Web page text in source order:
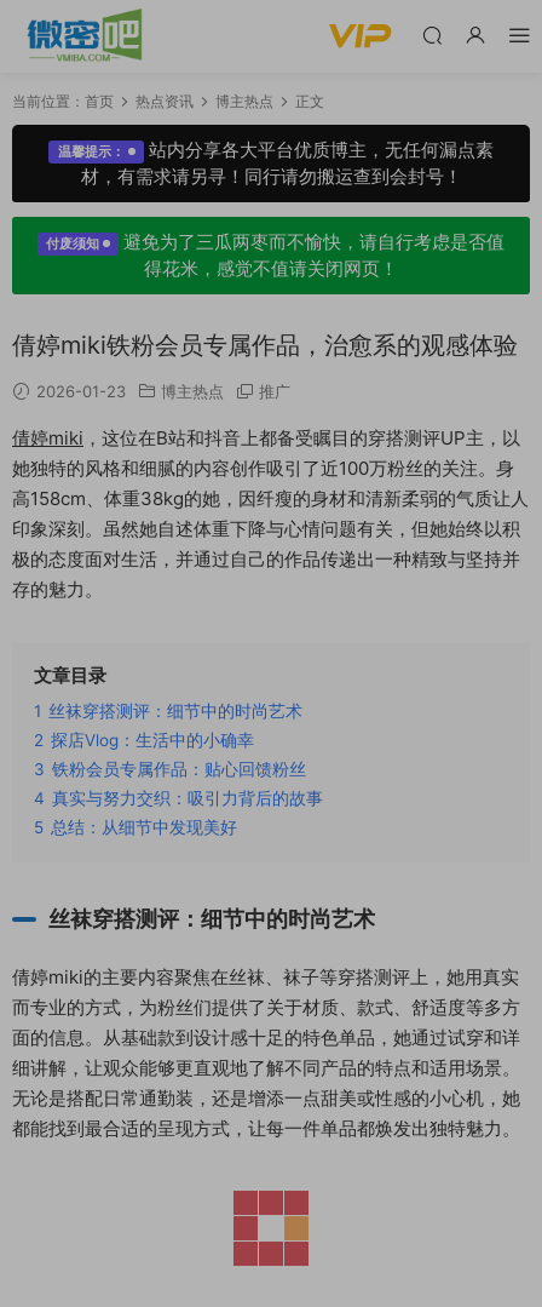
当前位置： 首页 热点资讯 博主热点 正文
温馨提示：
站内分享各大平台优质博主，无任何漏点素
材，有需求请另寻！同行请勿搬运查到会封号！
付废须知
避免为了三瓜两枣而不愉快，请自行考虑是否值
得花米，感觉不值请关闭网页！
倩婷miki铁粉会员专属作品，治愈系的观感体验
2026-01-23 博主热点 推广
倩婷miki ，这位在B站和抖音上都备受瞩目的穿搭测评UP主，以
她独特的风格和细腻的内容创作吸引了近100万粉丝的关注。身
高158cm、体重38kg的她，因纤瘦的身材和清新柔弱的气质让人
印象深刻。虽然她自述体重下降与心情问题有关，但她始终以积
极的态度面对生活，并通过自己的作品传递出一种精致与坚持并
存的魅力。
文章目录
1 丝袜穿搭测评：细节中的时尚艺术
2 探店Vlog：生活中的小确幸
3 铁粉会员专属作品：贴心回馈粉丝
4 真实与努力交织：吸引力背后的故事
5 总结：从细节中发现美好
丝袜穿搭测评：细节中的时尚艺术
倩婷miki的主要内容聚焦在丝袜、袜子等穿搭测评上，她用真实
而专业的方式，为粉丝们提供了关于材质、款式、舒适度等多方
面的信息。从基础款到设计感十足的特色单品，她通过试穿和详
细讲解，让观众能够更直观地了解不同产品的特点和适用场景。
无论是搭配日常通勤装，还是增添一点甜美或性感的小心机，她
都能找到最合适的呈现方式，让每一件单品都焕发出独特魅力。